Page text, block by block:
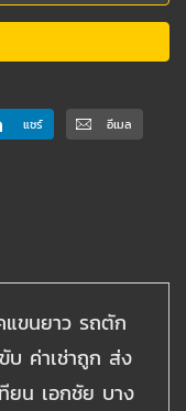
แชร์ อีเมล
แขนยาว รถตัก
ค่าเช่าถูก ส่ง
ยน เอกชัย บาง